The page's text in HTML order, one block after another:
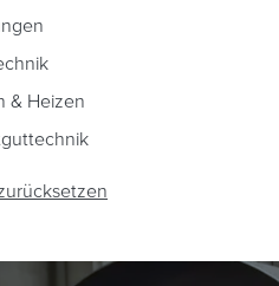
& Heizen